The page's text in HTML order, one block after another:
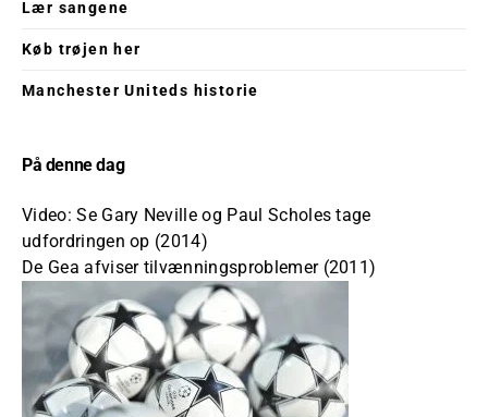
Lær sangene
Køb trøjen her
Manchester Uniteds historie
På denne dag
Video: Se Gary Neville og Paul Scholes tage
udfordringen op (2014)
De Gea afviser tilvænningsproblemer (2011)